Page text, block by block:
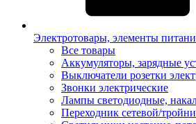
Электротовары, элементы
Все товары
Аккумуляторы, зарядные
Выключатели розетки
Звонки электрические
Лампы светодиодные,
Переходник сетевой/